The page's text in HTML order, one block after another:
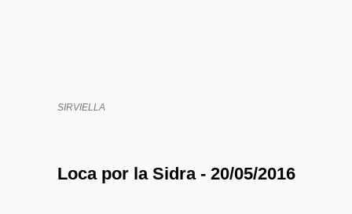
SIRVIELLA
Loca por la Sidra - 20/05/2016